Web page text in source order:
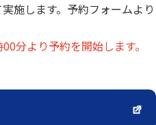
施します。予約フォームより
分より予約を開始します。